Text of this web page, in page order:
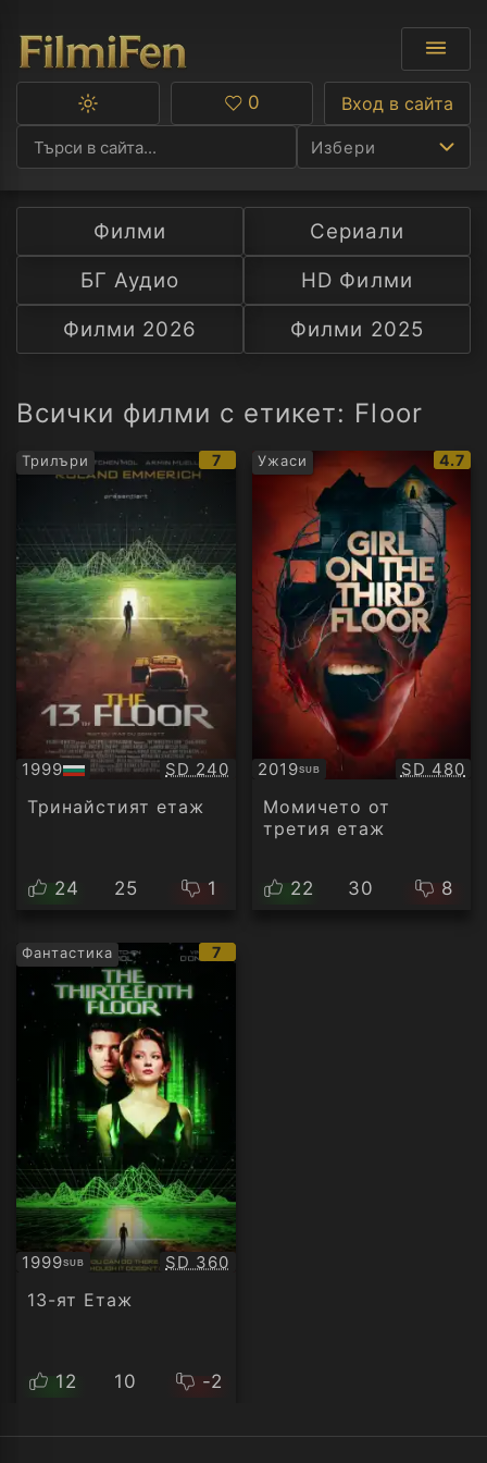
Избери
Ф
С
А
Превключване
тъмна
тема
Любими
0 Вход в сайта
Филми
Сериали
БГ Аудио
HD Филми
Филми 2026
Филми 2025
Всички филми с етикет: Floor
Трилъри
IMDb
рейтинг:
7
1999
БГ
аудио
Качество:
SD 240
Тринайстият етаж
24 25 1
Ужаси
IMDb
4.7
2019SUB
Субтитри SD 480
Момичето от
третия етаж
22 30 8
Фантастика
IMDb
7
1999SUB
Субтитри Качество:
SD 360
13-ят Етаж
12 10 -2